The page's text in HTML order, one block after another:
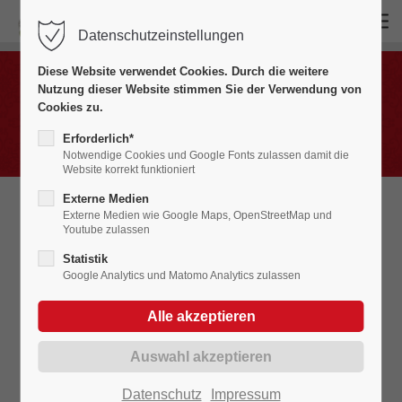
Login
Benutzername
Anmelden
Register|Lost your password?
Support
In einer Auswahl an Bildern möchten wir
Euch an die vergangenen Fasnet- /
Fasnet-Veranstaltungen erinnern und
einen kleinen Bild-Rückblick gewähren.
Klickt das Jahrzehnt an, wählt den
Jahrgang, die Veranstaltung aus und
Datenschutzeinstellungen
Diese Website verwendet Cookies. Durch die weitere
Nutzung dieser Website stimmen Sie der Verwendung von
Cookies zu.
Erforderlich*
Notwendige Cookies und Google Fonts zulassen damit die
Website korrekt funktioniert
Externe Medien
Externe Medien wie Google Maps, OpenStreetMap und
Youtube zulassen
Statistik
Google Analytics und Matomo Analytics zulassen
Datenschutz Impressum